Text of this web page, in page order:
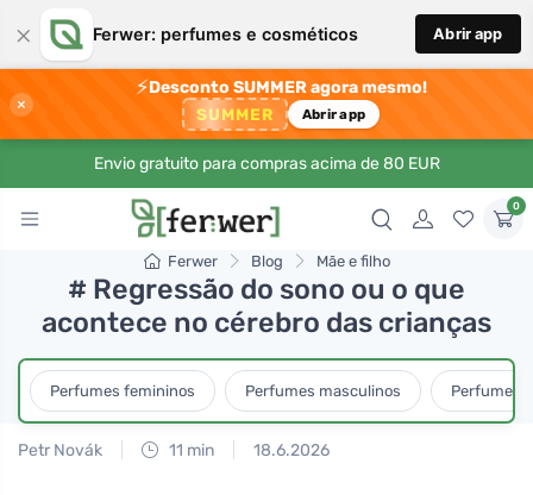
× Ferwer: perfumes e cosméticos Abrir app
×
⚡Desconto SUMMER agora mesmo!
SUMMER Abrir app
Envio gratuito para compras acima de 80 EUR
0
Ferwer Blog Mãe e filho
# Regressão do sono ou o que
acontece no cérebro das crianças
Perfumes femininos Perfumes masculinos Perfumes
Petr Novák 11 min 18.6.2026